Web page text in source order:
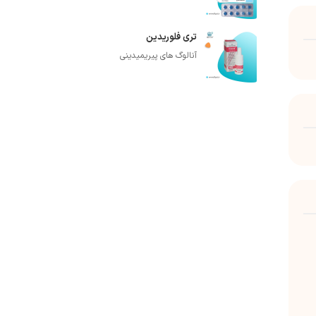
تری فلوریدین
آنالوگ های پیریمیدینی